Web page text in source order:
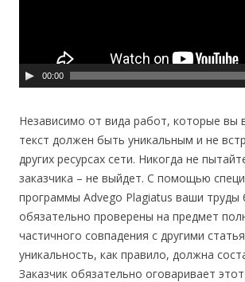
00:00
Независимо от вида работ, которые вы
текст должен быть уникальным и не
других ресурсах сети. Никогда не
заказчика – не выйдет. С помощью
программы Advego Plagiatus ваши труды
обязательно проверены на предмет
частичного совпадения с другими
уникальность, как правило, должна
Заказчик обязательно оговаривает